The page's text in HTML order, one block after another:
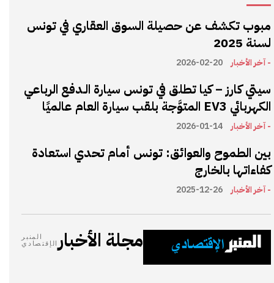
مبوب تكشف عن حصيلة السوق العقاري في تونس
لسنة 2025
- آخر الأخبار 2026-02-20
سيتي كارز – كيا تطلق في تونس سيارة الـدفع الرباعي
الكهربائي EV3 المتوَّجة بلقب سيارة العام عالميًا
- آخر الأخبار 2026-01-14
بين الطموح والعوائق: تونس أمام تحدي استعادة
كفاءاتها بالخارج
- آخر الأخبار 2025-12-26
مجلة الأخبار
المنبر
الإقتصادي